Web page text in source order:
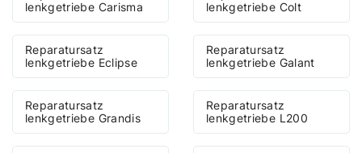
lenkgetriebe Carisma
lenkgetriebe Colt
Reparatursatz
lenkgetriebe Eclipse
Reparatursatz
lenkgetriebe Galant
Reparatursatz
lenkgetriebe Grandis
Reparatursatz
lenkgetriebe L200